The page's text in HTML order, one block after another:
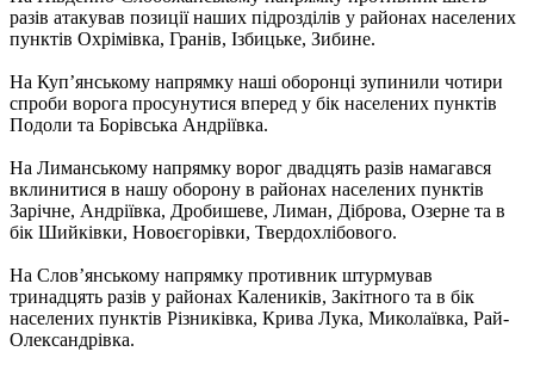
разів атакував позиції наших підрозділів у районах населених
пунктів Охрімівка, Гранів, Ізбицьке, Зибине.
На Куп’янському напрямку наші оборонці зупинили чотири
спроби ворога просунутися вперед у бік населених пунктів
Подоли та Борівська Андріївка.
На Лиманському напрямку ворог двадцять разів намагався
вклинитися в нашу оборону в районах населених пунктів
Зарічне, Андріївка, Дробишеве, Лиман, Діброва, Озерне та в
бік Шийківки, Новоєгорівки, Твердохлібового.
На Слов’янському напрямку противник штурмував
тринадцять разів у районах Калеників, Закітного та в бік
населених пунктів Різниківка, Крива Лука, Миколаївка, Рай-
Олександрівка.